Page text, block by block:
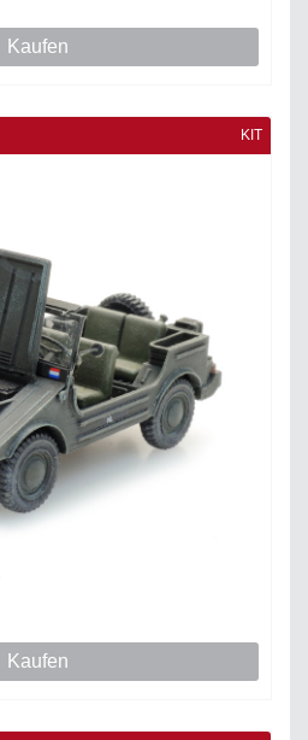
Kaufen
KIT
Kaufen